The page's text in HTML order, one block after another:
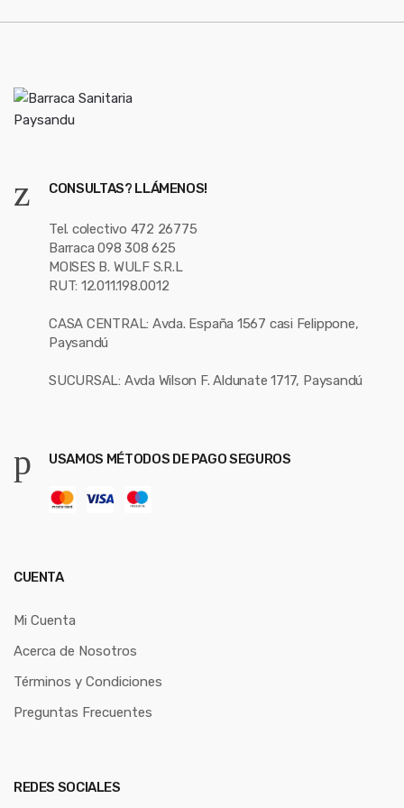
l
CONSULTAS? LLÁMENOS!
Tel. colectivo 472 26775
Barraca 098 308 625
MOISES B. WULF S.R.L
RUT: 12.011.198.0012
CASA CENTRAL: Avda. España 1567 casi Felippone,
Paysandú
SUCURSAL: Avda Wilson F. Aldunate 1717, Paysandú
USAMOS MÉTODOS DE PAGO SEGUROS
CUENTA
Mi Cuenta
Acerca de Nosotros
Términos y Condiciones
Preguntas Frecuentes
REDES SOCIALES